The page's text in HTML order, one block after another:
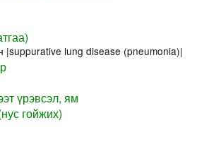
|suppurative lung disease (pneumonia)|
үрэвсэл, ям
гойжих)